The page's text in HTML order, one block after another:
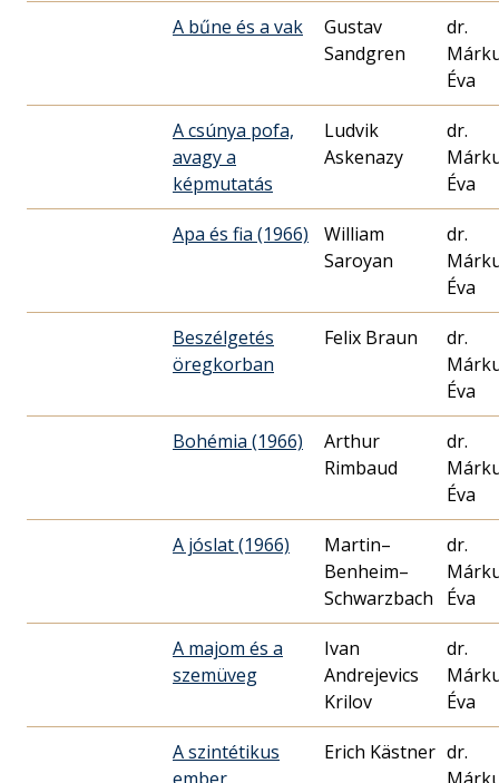
A bűne és a vak
Gustav
Sandgren
dr.
Éva
A csúnya pofa,
avagy a
képmutatás
Ludvik
Askenazy
dr.
Éva
Apa és fia (1966)
William
Saroyan
dr.
Éva
Beszélgetés
öregkorban
Felix Braun
dr.
Éva
Bohémia (1966)
Arthur
Rimbaud
dr.
Éva
A jóslat (1966)
Martin–
Benheim–
Schwarzbach
dr.
Éva
A majom és a
szemüveg
Ivan
Andrejevics
Krilov
dr.
Éva
A szintétikus
Erich Kästner dr.